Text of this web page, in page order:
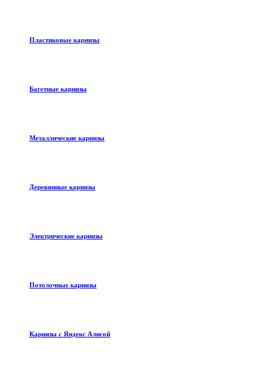
Пластиковые карнизы
Багетные карнизы
Металлические карнизы
Деревянные карнизы
Электрические карнизы
Потолочные карнизы
Карнизы с Яндекс Алисой